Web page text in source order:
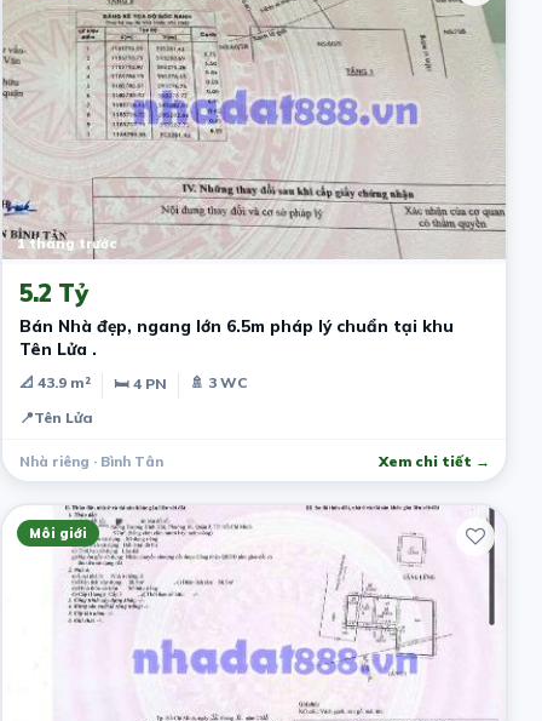
1 tháng trước
5.2 Tỷ
Bán Nhà đẹp, ngang lớn 6.5m pháp lý chuẩn tại khu
Tên Lửa .
📐 43.9 m² 🛏 4 PN
🚿 3 WC
📍Tên Lửa
Nhà riêng · Bình Tân Xem chi tiết →
Môi giới